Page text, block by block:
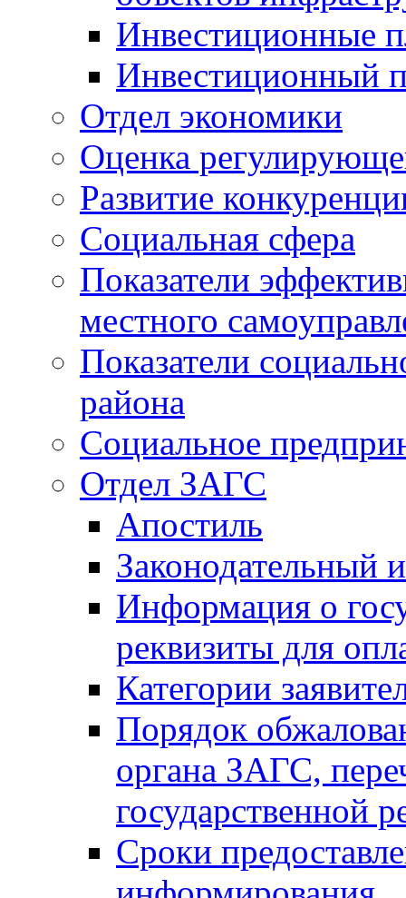
Инвестиционные
Инвестиционный
Отдел экономики
Оценка
Развитие
Социальная сфера
Показатели
местного
Показатели
района
Социальное
Отдел ЗАГС
Апостиль
Законодательный
Информация о
реквизиты для
Категории
Порядок
органа ЗАГС,
государственной
Сроки